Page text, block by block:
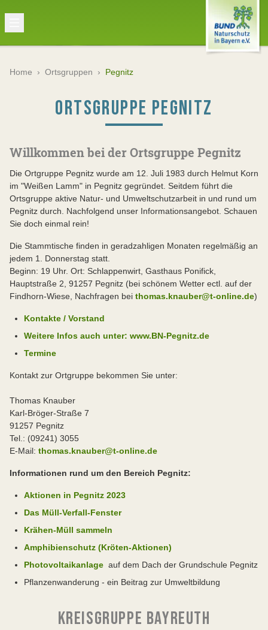
Home › Ortsgruppen › Pegnitz
ORTSGRUPPE PEGNITZ
Willkommen bei der Ortsgruppe Pegnitz
Die Ortgruppe Pegnitz wurde am 12. Juli 1983 durch Helmut Korn
im "Weißen Lamm" in Pegnitz gegründet. Seitdem führt die
Ortsgruppe aktive Natur- und Umweltschutzarbeit in und rund um
Pegnitz durch. Nachfolgend unser Informationsangebot. Schauen
Sie doch einmal rein!
Die Stammtische finden in geradzahligen Monaten regelmäßig an
jedem 1. Donnerstag statt.
Beginn: 19 Uhr. Ort: Schlappenwirt, Gasthaus Ponifick,
Hauptstraße 2, 91257 Pegnitz (bei schönem Wetter ectl. auf der
Findhorn-Wiese, Nachfragen bei thomas.knauber@t-online.de)
Kontakte / Vorstand
Weitere Infos auch unter: www.BN-Pegnitz.de
Termine
Kontakt zur Ortgruppe bekommen Sie unter:
Thomas Knauber
Karl-Bröger-Straße 7
91257 Pegnitz
Tel.: (09241) 3055
E-Mail: thomas.knauber@t-online.de
Informationen rund um den Bereich Pegnitz:
Aktionen in Pegnitz 2023
Das Müll-Verfall-Fenster
Krähen-Müll sammeln
Amphibienschutz (Kröten-Aktionen)
Photovoltaikanlage auf dem Dach der Grundschule Pegnitz
Pflanzenwanderung - ein Beitrag zur Umweltbildung
KREISGRUPPE BAYREUTH